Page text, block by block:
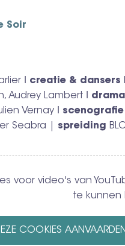
Soir
ǀ creatie & dansers
Audrey Lambert ǀ
Vernay ǀ scenografie
Seabra | spreiding
voor video's van
te kunnen
COOKIES AANVAARDEN